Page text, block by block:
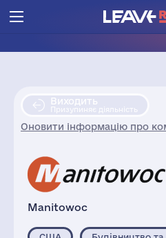
Виходить
Призупиняє діяльність
Оновити інформацію про
Manitowoc